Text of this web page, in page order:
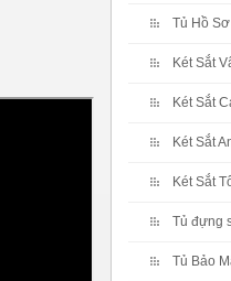
Tủ Hồ
Két Sắt
Két Sắt
Két Sắt
Két Sắt
Tủ đựng
Tủ Bảo